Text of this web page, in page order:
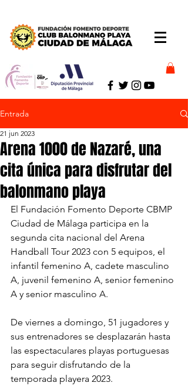
Entrada
Arena 1000 de Nazaré, una
cita única para disfrutar del
balonmano playa
21 jun 2023
El Fundación Fomento Deporte CBMP
Ciudad de Málaga participa en la
segunda cita nacional del Arena
Handball Tour 2023 con 5 equipos, el
infantil femenino A, cadete masculino
A, juvenil femenino A, senior femenino
A y senior masculino A.
De viernes a domingo, 51 jugadores y
sus entrenadores se desplazarán hasta
las espectaculares playas portuguesas
para seguir disfrutando de la
temporada playera 2023.